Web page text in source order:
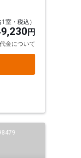
室・税込）
円
金について